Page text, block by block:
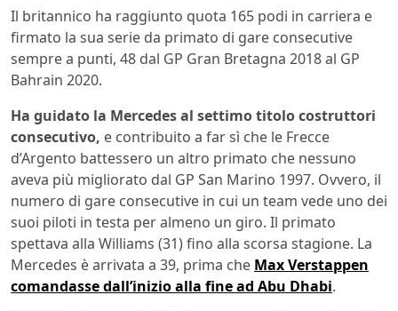
Il britannico ha raggiunto quota 165 podi in carriera e
firmato la sua serie da primato di gare consecutive
sempre a punti, 48 dal GP Gran Bretagna 2018 al GP
Bahrain 2020.
Ha guidato la Mercedes al settimo titolo costruttori
consecutivo, e contribuito a far sì che le Frecce
d’Argento battessero un altro primato che nessuno
aveva più migliorato dal GP San Marino 1997. Ovvero, il
numero di gare consecutive in cui un team vede uno dei
suoi piloti in testa per almeno un giro. Il primato
spettava alla Williams (31) fino alla scorsa stagione. La
Mercedes è arrivata a 39, prima che Max Verstappen
comandasse dall’inizio alla fine ad Abu Dhabi.